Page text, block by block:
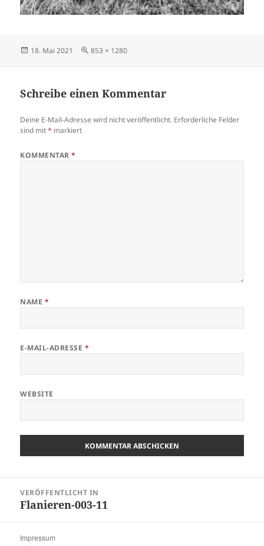
Veröffentlicht
18. Mai 2021
Volle
853 × 1280
Schreibe einen Kommentar
Deine E-Mail-Adresse wird nicht veröffentlicht. Erforderliche Felder
sind mit* markiert
KOMMENTAR*
NAME *
E-MAIL-ADRESSE *
WEBSITE
VERÖFFENTLICHT IN
Flanieren-003-11
Impressum